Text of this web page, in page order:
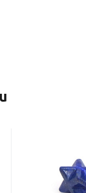
Lapis
Kód dod.:
Chceš